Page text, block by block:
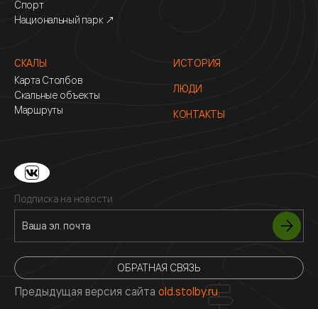
Спорт
Национальный парк ↗
СКАЛЫ
Карта Столбов
Скальные объекты
Маршруты
ИСТОРИЯ
ЛЮДИ
КОНТАКТЫ
Подписка на новости
ОБРАТНАЯ СВЯЗЬ
Предыдущая версия сайта old.stolby.ru